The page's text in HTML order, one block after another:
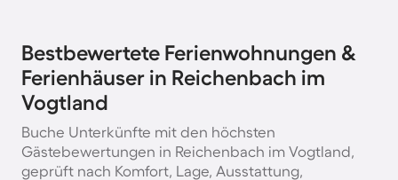
Bestbewertete Ferienwohnungen &
Ferienhäuser in Reichenbach im
Vogtland
Buche Unterkünfte mit den höchsten
Gästebewertungen in Reichenbach im Vogtland,
geprüft nach Komfort, Lage, Ausstattung,